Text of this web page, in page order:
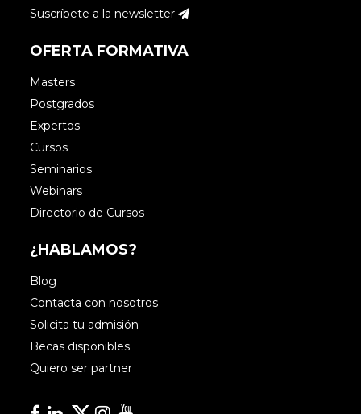
Suscríbete a la newsletter
OFERTA FORMATIVA
Masters
Postgrados
Expertos
Cursos
Seminarios
Webinars
Directorio de Cursos
¿HABLAMOS?
Blog
Contacta con nosotros
Solicita tu admisión
Becas disponibles
Quiero ser partner